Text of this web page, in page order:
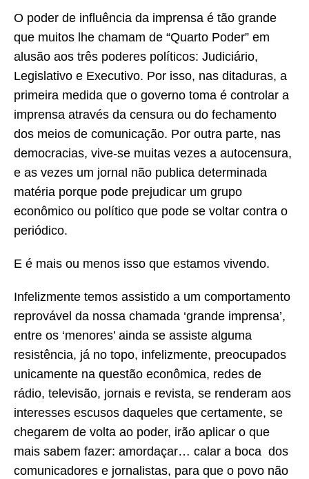
O poder de influência da imprensa é tão grande
que muitos lhe chamam de “Quarto Poder” em
alusão aos três poderes políticos: Judiciário,
Legislativo e Executivo. Por isso, nas ditaduras, a
primeira medida que o governo toma é controlar a
imprensa através da censura ou do fechamento
dos meios de comunicação. Por outra parte, nas
democracias, vive-se muitas vezes a autocensura,
e as vezes um jornal não publica determinada
matéria porque pode prejudicar um grupo
econômico ou político que pode se voltar contra o
periódico.
E é mais ou menos isso que estamos vivendo.
Infelizmente temos assistido a um comportamento
reprovável da nossa chamada ‘grande imprensa’,
entre os ‘menores’ ainda se assiste alguma
resistência, já no topo, infelizmente, preocupados
unicamente na questão econômica, redes de
rádio, televisão, jornais e revista, se renderam aos
interesses escusos daqueles que certamente, se
chegarem de volta ao poder, irão aplicar o que
mais sabem fazer: amordaçar… calar a boca dos
comunicadores e jornalistas, para que o povo não